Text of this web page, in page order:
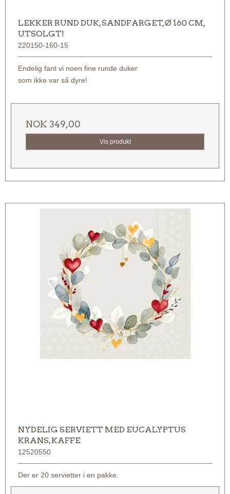
LEKKER RUND DUK, SANDFARGET, Ø 160 CM,
UTSOLGT!
220150-160-15
Endelig fant vi noen fine runde duker
som ikke var så dyre!
NOK 349,00
Vis produkt
NYDELIG SERVIETT MED EUCALYPTUS
KRANS, KAFFE
12520550
Der er 20 servietter i en pakke.